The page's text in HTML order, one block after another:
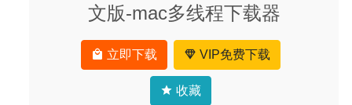
文版-mac多线程下载器
立即下载 VIP免费下载
收藏
Yate 6.0.1.1 – 非常强大的音乐标签编辑及管理工具
Barcode 2.6.2 – 条形码自定义生成工具 2025-04-10
Keka 1.2.0 Beta2 中文版-好用的压缩解压工具